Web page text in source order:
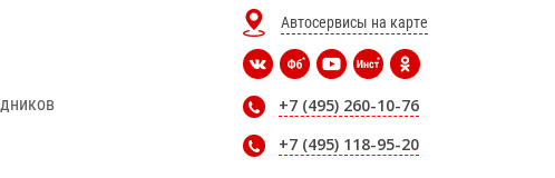
Автосервисы на карте
+7 (495) 260-10-76
+7 (495) 118-95-20